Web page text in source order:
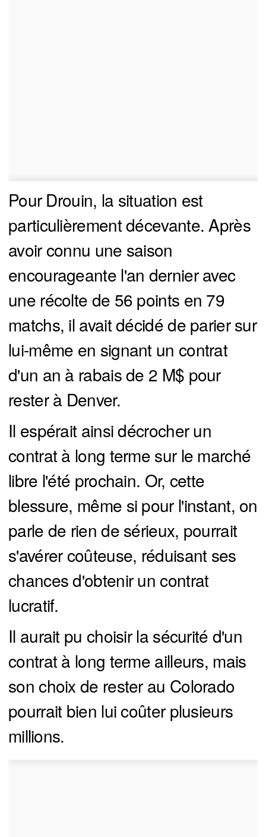
Pour Drouin, la situation est
particulièrement décevante. Après
avoir connu une saison
encourageante l'an dernier avec
une récolte de 56 points en 79
matchs, il avait décidé de parier sur
lui-même en signant un contrat
d'un an à rabais de 2 M$ pour
rester à Denver.
Il espérait ainsi décrocher un
contrat à long terme sur le marché
libre l'été prochain. Or, cette
blessure, même si pour l'instant, on
parle de rien de sérieux, pourrait
s'avérer coûteuse, réduisant ses
chances d'obtenir un contrat
lucratif.
Il aurait pu choisir la sécurité d'un
contrat à long terme ailleurs, mais
son choix de rester au Colorado
pourrait bien lui coûter plusieurs
millions.